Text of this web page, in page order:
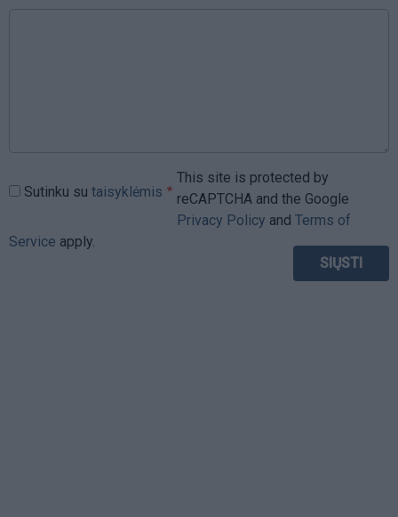
Sutinku su taisyklėmis
This site is protected by
reCAPTCHA and the Google
Privacy Policy and Terms of
Service apply.